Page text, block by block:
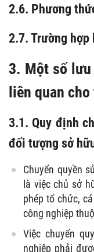
2.6. Phương
2.7. Trường hợp
3. Một số
liên quan
3.1. Quy định
đối tượng sở
Chuyển quyền
là việc chủ sở
phép tổ chức,
công nghiệp
Việc chuyển
nghiệp phải